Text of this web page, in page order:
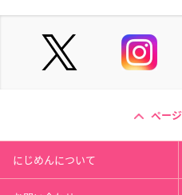
ペー
にじめんについて